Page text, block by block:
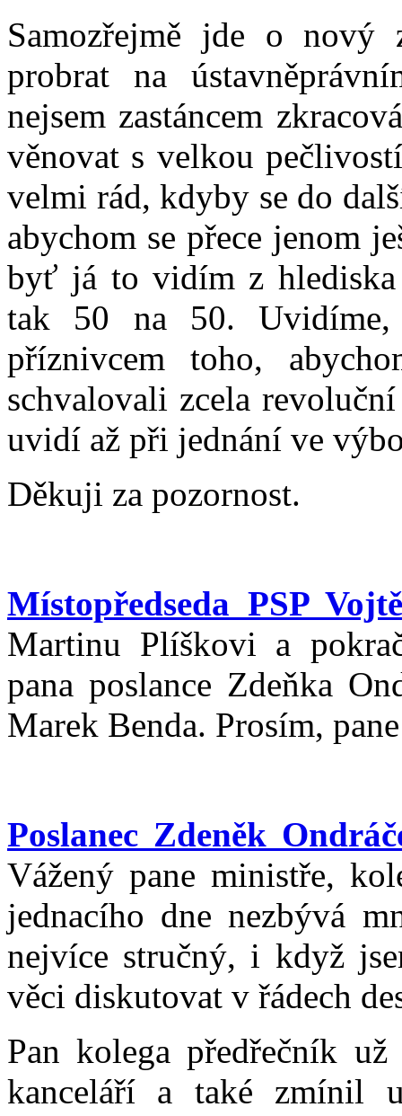
Samozřejmě jde o nový
probrat na
nejsem zastáncem
věnovat s velkou
velmi rád, kdyby se do
abychom se přece jenom
byť já to vidím z hlediska
tak 50 na 50.
příznivcem toho,
schvalovali zcela
uvidí až při jednání ve
Děkuji za pozornost.
Místopředseda PSP
Martinu Plíškovi a
pana poslance Zdeňka
Marek Benda. Prosím,
Poslanec Zdeněk
Vážený pane ministře,
jednacího dne nezbývá
nejvíce stručný, i když
věci diskutovat v řádech
Pan kolega předřečník
kanceláří a také zmínil